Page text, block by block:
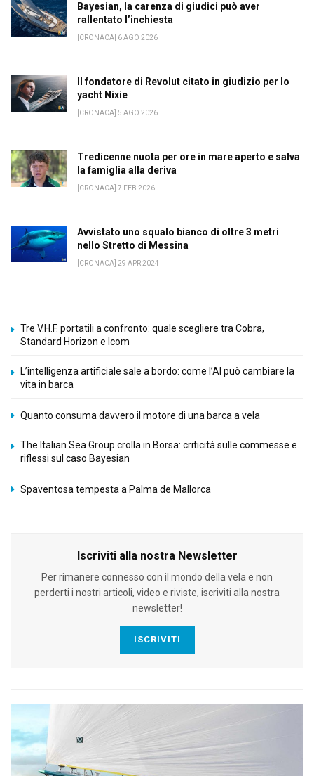
Bayesian, la carenza di giudici può aver
rallentato l’inchiesta
[CRONACA] 6 AGO 2026
Il fondatore di Revolut citato in giudizio per lo
yacht Nixie
[CRONACA] 5 AGO 2026
Tredicenne nuota per ore in mare aperto e salva
la famiglia alla deriva
[CRONACA] 7 FEB 2026
Avvistato uno squalo bianco di oltre 3 metri
nello Stretto di Messina
[CRONACA] 29 APR 2024
Tre V.H.F. portatili a confronto: quale scegliere tra Cobra,
Standard Horizon e Icom
L’intelligenza artificiale sale a bordo: come l’AI può cambiare la
vita in barca
Quanto consuma davvero il motore di una barca a vela
The Italian Sea Group crolla in Borsa: criticità sulle commesse e
riflessi sul caso Bayesian
Spaventosa tempesta a Palma de Mallorca
Iscriviti alla nostra Newsletter
Per rimanere connesso con il mondo della vela e non
perderti i nostri articoli, video e riviste, iscriviti alla nostra
newsletter!
ISCRIVITI